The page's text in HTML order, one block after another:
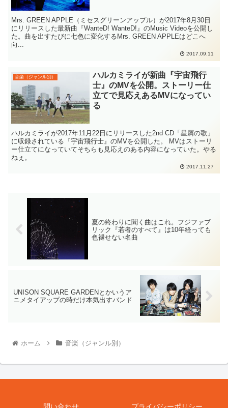
Mrs. GREEN APPLE（ミセスグリーンアップル）が2017年8月30日
にリリースした最新曲『WanteD! WanteD!』のMusic Videoを公開し
た。曲を出すたびに七色に変化するMrs. GREEN APPLEはどこへ
向...
2017.09.11
音楽（ジャンル別）
ハルカミライが新曲『宇宙飛行
士』のMVを公開。ストーリー仕
立てで見応えあるMVになってい
る
ハルカミライが2017年11月22日にリリースした2nd CD「星屑の歌」
に収録されている『宇宙飛行士』のMVを公開した。 MVはストーリ
ー仕立てになっていてそちらも見応えのある内容になっていた。やる
ねぇ。
2017.11.27
夏の終わりに聞く曲はこれ。フジファブ
リック『若者のすべて』は10年経っても
色褪せない名曲
UNISON SQUARE GARDENとかいうア
ニメタイアップの時だけ本気出すバンド
ホーム 音楽（ジャンル別）
問い合わせ プライバシーポリシー